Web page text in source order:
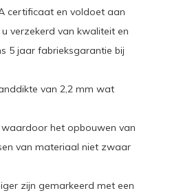
certificaat en voldoet aan
verzekerd van kwaliteit en
5 jaar fabrieksgarantie bij
van 2,2 mm wat
het opbouwen van
van materiaal niet zwaar
zijn gemarkeerd met een